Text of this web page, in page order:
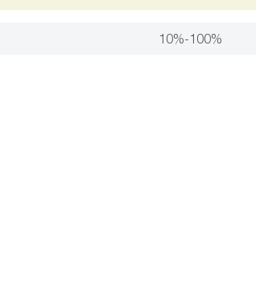
10%-100%